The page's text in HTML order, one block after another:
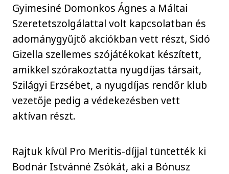
Gyimesiné Domonkos Ágnes a Máltai
Szeretetszolgálattal volt kapcsolatban és
adománygyűjtő akciókban vett részt, Sidó
Gizella szellemes szójátékokat készített,
amikkel szórakoztatta nyugdíjas társait,
Szilágyi Erzsébet, a nyugdíjas rendőr klub
vezetője pedig a védekezésben vett
aktívan részt.
Rajtuk kívül Pro Meritis-díjjal tüntették ki
Bodnár Istvánné Zsókát, aki a Bónusz